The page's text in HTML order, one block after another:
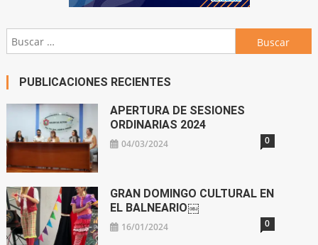
Buscar:
PUBLICACIONES RECIENTES
APERTURA DE SESIONES
ORDINARIAS 2024
04/03/2024 0
GRAN DOMINGO CULTURAL EN
EL BALNEARIO￼
16/01/2024 0